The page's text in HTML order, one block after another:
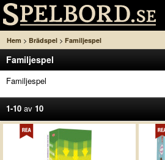
Hem > Brädspel > Familjespel
Familjespel
Familjespel
1-10 av 10